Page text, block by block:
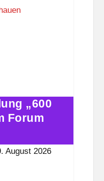
„600
Forum
August 2026